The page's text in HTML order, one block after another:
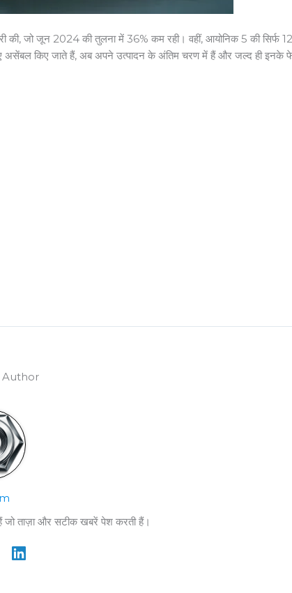
जो जून 2024 की तुलना में 36% कम रही। वहीं, आयोनिक 5 की सिर्फ
किए जाते हैं, अब अपने उत्पादन के अंतिम चरण में हैं और जल्द ही इनके
Author
ताज़ा और सटीक खबरें पेश करती हैं।